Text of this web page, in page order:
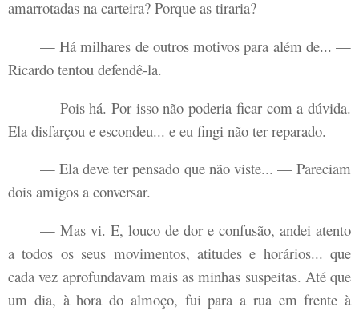
amarrotadas na carteira? Porque as tiraria?
— Há milhares de outros motivos para além de... —
Ricardo tentou defendê-la.
— Pois há. Por isso não poderia ficar com a dúvida.
Ela disfarçou e escondeu... e eu fingi não ter reparado.
— Ela deve ter pensado que não viste... — Pareciam
dois amigos a conversar.
— Mas vi. E, louco de dor e confusão, andei atento
a todos os seus movimentos, atitudes e horários... que
cada vez aprofundavam mais as minhas suspeitas. Até que
um dia, à hora do almoço, fui para a rua em frente à